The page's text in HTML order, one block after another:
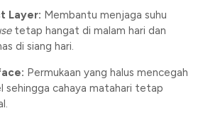
Layer: Membantu menjaga suhu
tetap hangat di malam hari dan
di siang hari.
Permukaan yang halus mencegah
sehingga cahaya matahari tetap